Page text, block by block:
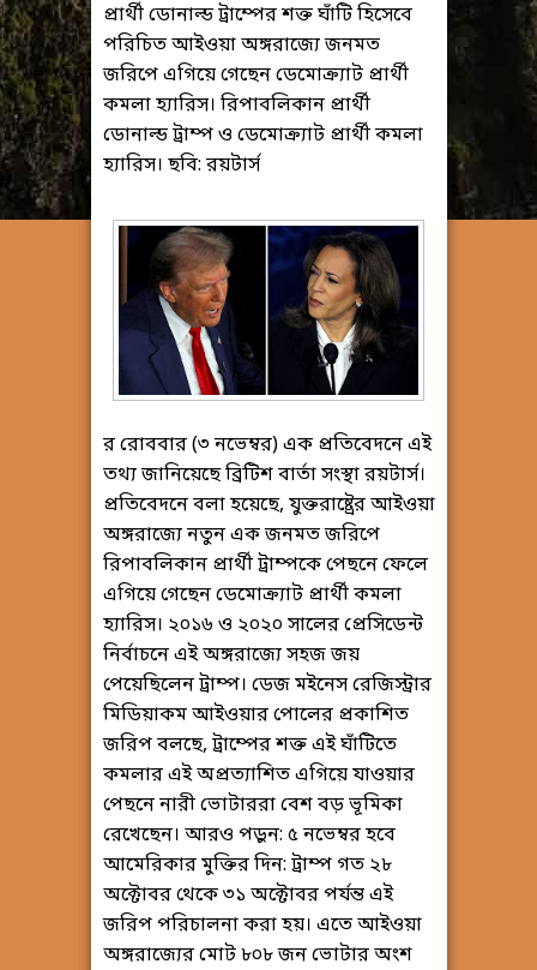
প্রার্থী ডোনাল্ড ট্রাম্পের শক্ত ঘাঁটি হিসেবে
পরিচিত আইওয়া অঙ্গরাজ্যে জনমত
জরিপে এগিয়ে গেছেন ডেমোক্র্যাট প্রার্থী
কমলা হ্যারিস। রিপাবলিকান প্রার্থী
ডোনাল্ড ট্রাম্প ও ডেমোক্র্যাট প্রার্থী কমলা
হ্যারিস। ছবি: রয়টার্স
র রোববার (৩ নভেম্বর) এক প্রতিবেদনে এই
তথ্য জানিয়েছে ব্রিটিশ বার্তা সংস্থা রয়টার্স।
প্রতিবেদনে বলা হয়েছে, যুক্তরাষ্ট্রের আইওয়া
অঙ্গরাজ্যে নতুন এক জনমত জরিপে
রিপাবলিকান প্রার্থী ট্রাম্পকে পেছনে ফেলে
এগিয়ে গেছেন ডেমোক্র্যাট প্রার্থী কমলা
হ্যারিস। ২০১৬ ও ২০২০ সালের প্রেসিডেন্ট
নির্বাচনে এই অঙ্গরাজ্যে সহজ জয়
পেয়েছিলেন ট্রাম্প। ডেজ মইনেস রেজিস্ট্রার
মিডিয়াকম আইওয়ার পোলের প্রকাশিত
জরিপ বলছে, ট্রাম্পের শক্ত এই ঘাঁটিতে
কমলার এই অপ্রত্যাশিত এগিয়ে যাওয়ার
পেছনে নারী ভোটাররা বেশ বড় ভূমিকা
রেখেছেন। আরও পড়ুন: ৫ নভেম্বর হবে
আমেরিকার মুক্তির দিন: ট্রাম্প গত ২৮
অক্টোবর থেকে ৩১ অক্টোবর পর্যন্ত এই
জরিপ পরিচালনা করা হয়। এতে আইওয়া
অঙ্গরাজ্যের মোট ৮০৮ জন ভোটার অংশ